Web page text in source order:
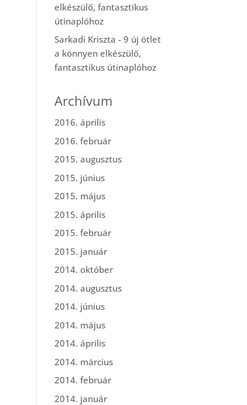
elkészülő, fantasztikus
útinaplóhoz
Sarkadi Kriszta -9 új ötlet
a könnyen elkészülő,
fantasztikus útinaplóhoz
Archívum
2016. április
2016. február
2015. augusztus
2015. június
2015. május
2015. április
2015. február
2015. január
2014. október
2014. augusztus
2014. június
2014. május
2014. április
2014. március
2014. február
2014. január